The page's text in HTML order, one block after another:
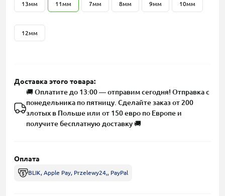
13мм 11мм 7мм 8мм 9мм 10мм
12мм
Доставка этого товара:
🚚 Оплатите до 13:00 — отправим сегодня! Отправка с
понедельника по пятницу. Сделайте заказ от 200
злотых в Польше или от 150 евро по Европе и
получите бесплатную доставку 🚚
Оплата
BLIK, Apple Pay, Przelewy24,, PayPal